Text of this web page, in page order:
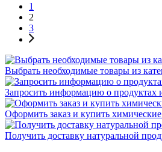
1
2
3
Выбрать необходимые товары из
Запросить информацию о продуктах
Оформить заказ и купить
Получить доставку натуральной